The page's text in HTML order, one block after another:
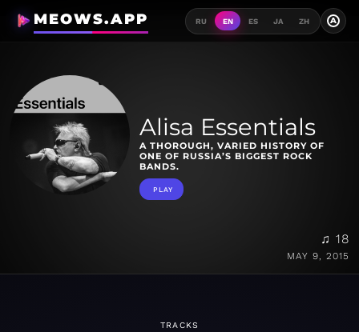
MEOWS.APP RU EN ES JA ZH A
Alisa Essentials
A THOROUGH, VARIED HISTORY OF
ONE OF RUSSIA’S BIGGEST ROCK
BANDS.
PLAY
♫ 18
MAY 9, 2015
TRACKS